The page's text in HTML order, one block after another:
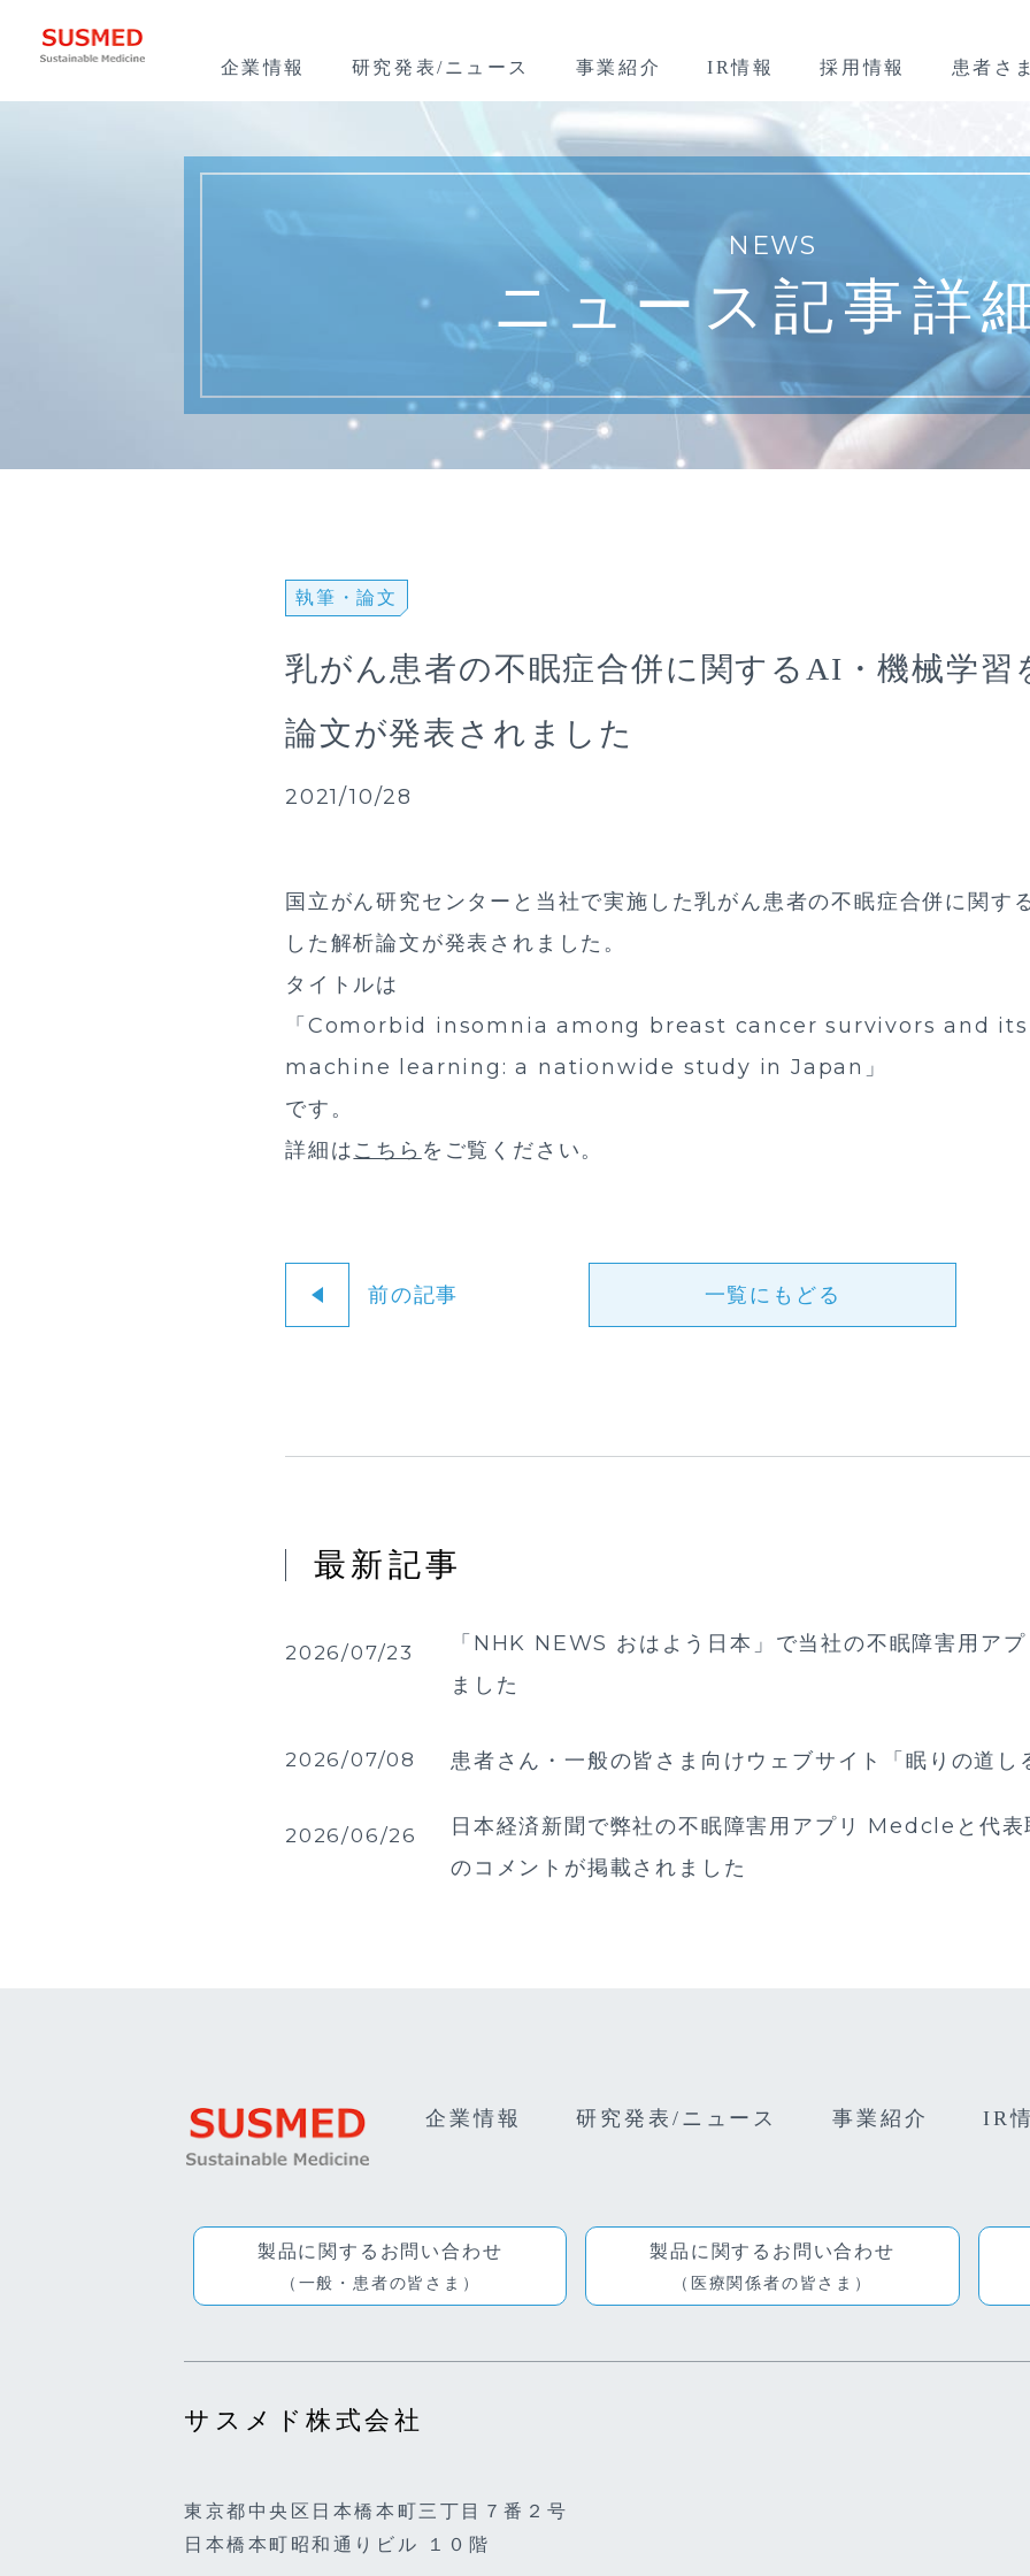
企業情報 研究発表/ニュース 事業紹介 IR情報 採用情報 患者さ
NEWS
ニュース記事詳
執筆・論⽂
乳がん患者の不眠症合併に関するAI・機械学習
論文が発表されました
2021/10/28
国立がん研究センターと当社で実施した乳がん患者の不眠症合併に関す
した解析論文が発表されました。
タイトルは
「Comorbid insomnia among breast cancer survivors and
machine learning: a nationwide study in Japan」
です。
詳細はこちら をご覧ください。
前の記事 一覧にもどる
最新記事
2026/07/23
「NHK NEWS おはよう日本」で当社の不眠障害用ア
ました
2026/07/08 患者さん・一般の皆さま向けウェブサイト「眠りの道し
2026/06/26
日本経済新聞で弊社の不眠障害用アプリ Medcleと代
のコメントが掲載されました
企業情報 研究発表/ニュース 事業紹介 IR
製品に関するお問い合わせ
（一般・患者の皆さま）
製品に関するお問い合わせ
（医療関係者の皆さま）
サスメド株式会社
東京都中央区日本橋本町三丁目７番２号
日本橋本町昭和通りビル １０階